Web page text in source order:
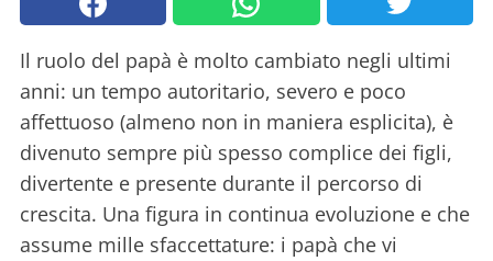
Il ruolo del papà è molto cambiato negli ultimi
anni: un tempo autoritario, severo e poco
affettuoso (almeno non in maniera esplicita), è
divenuto sempre più spesso complice dei figli,
divertente e presente durante il percorso di
crescita. Una figura in continua evoluzione e che
assume mille sfaccettature: i papà che vi